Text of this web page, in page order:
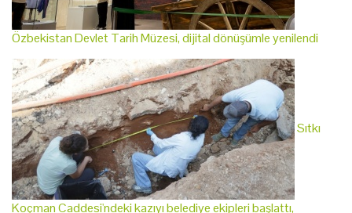
Özbekistan Devlet Tarih Müzesi, dijital dönüşümle yenilendi
Sıtkı
Koçman Caddesi'ndeki kazıyı belediye ekipleri başlattı,